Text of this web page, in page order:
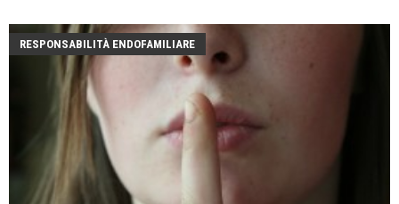
RESPONSABILITÀ ENDOFAMILIARE